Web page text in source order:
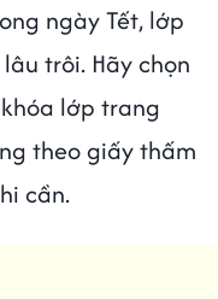
ngày Tết, lớp
trôi. Hãy chọn
lớp trang
theo giấy thấm
cần.